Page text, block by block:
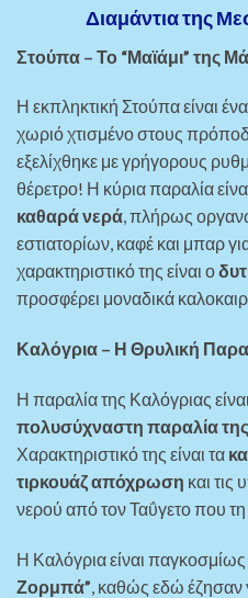
Διαμάντια της
Στούπα – Το “Μαϊάμι” της
Η εκπληκτική Στούπα είναι
χωριό χτισμένο στους
εξελίχθηκε με γρήγορους
θέρετρο! Η κύρια παραλία
καθαρά νερά, πλήρως
εστιατορίων, καφέ και μπαρ
χαρακτηριστικό της είναι ο
προσφέρει μοναδικά
Καλόγρια – Η Θρυλική
Η παραλία της Καλόγριας
πολυσύχναστη παραλία
Χαρακτηριστικό της είναι τα
τιρκουάζ απόχρωση και
νερού από τον Ταΰγετο που
Η Καλόγρια είναι
Ζορμπά” , καθώς εδώ